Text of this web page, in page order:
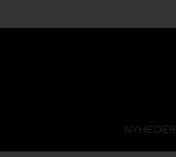
NYHEDER